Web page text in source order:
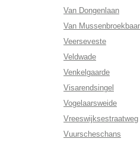
Van Dongenlaan
Van
Veerseveste
Veldwade
Venkelgaarde
Visarendsingel
Vogelaarsweide
Vreeswijksestraatweg
Vuurscheschans